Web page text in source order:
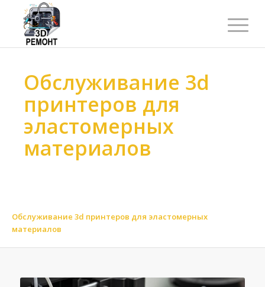
Обслуживание 3d
принтеров для
эластомерных
материалов
Обслуживание 3d принтеров для эластомерных
материалов